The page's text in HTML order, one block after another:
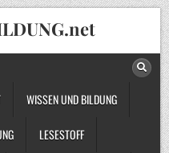
WISSEN UND BILDUNG
LESESTOFF